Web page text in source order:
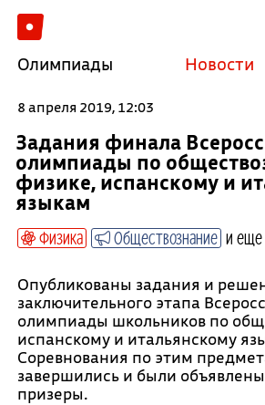
Олимпиады Новости
8 апреля 2019, 12:03
Задания финала
олимпиады по
физике, испанскому и
языкам
Физика Обществознание и еще
Опубликованы задания и
заключительного этапа
олимпиады школьников по
испанскому и итальянскому
Соревнования по этим
завершились и были
призеры.